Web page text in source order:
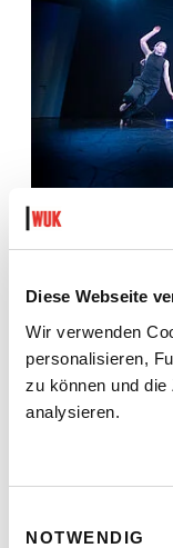
Diese Webseite
Wir verwenden
personalisieren,
zu können und
analysieren.
NOTWENDIG